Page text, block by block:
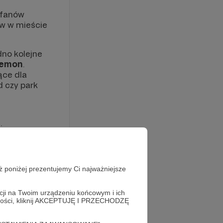
poniżej prezentujemy Ci najważniejsze
na Twoim urządzeniu końcowym i ich
kliknij AKCEPTUJĘ I PRZECHODZĘ
w mieście
kolejne
dla
czy park
serii